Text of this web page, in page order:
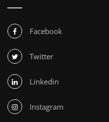
Facebook
Twitter
Linkedin
Instagram